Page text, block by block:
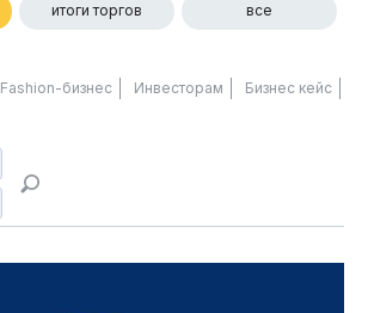
итоги торгов все
Fashion-бизнес Инвесторам Бизнес кейс